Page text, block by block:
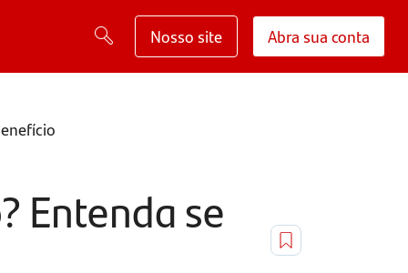
Nosso site Abra sua conta
Entenda se